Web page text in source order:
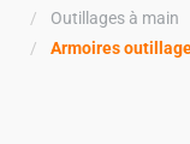
Outillages à main
Armoires